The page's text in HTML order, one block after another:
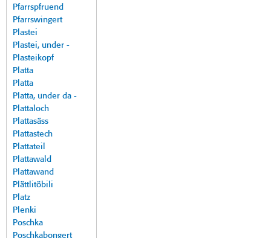
Pfarrspfruend
Pfarrswingert
Plastei
Plastei, under -
Plasteikopf
Platta
Platta
Platta, under da -
Plattaloch
Plattasäss
Plattastech
Plattateil
Plattawald
Plattawand
Plättlitöbili
Platz
Plenki
Poschka
Poschkabongert